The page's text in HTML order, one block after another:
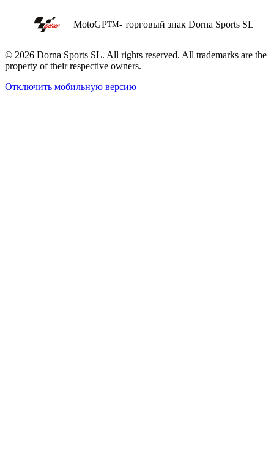
MotoGPTM- торговый знак Dorna Sports SL
© 2026 Dorna Sports SL. All rights reserved. All trademarks are the
property of their respective owners.
Отключить мобильную версию